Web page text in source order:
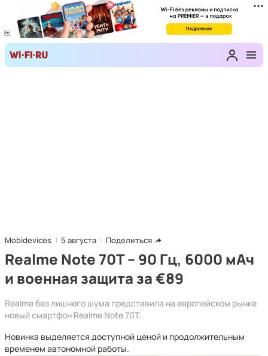
Mobidevices 5 августа Поделиться
Realme Note 70T – 90 Гц, 6000 мАч
и военная защита за €89
Realme без лишнего шума представила на европейском рынке
новый смартфон Realme Note 70T.
Новинка выделяется доступной ценой и продолжительным
временем автономной работы.